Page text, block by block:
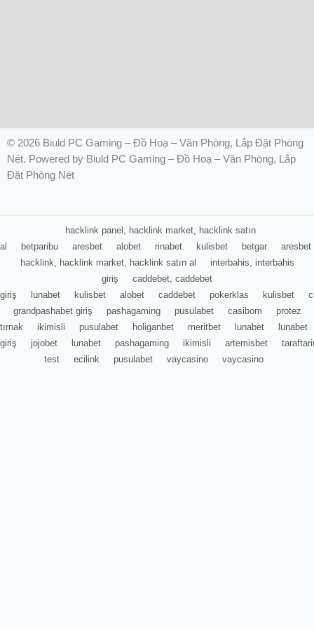
© 2026 Biuld PC Gaming – Đồ Hoạ – Văn Phòng, Lắp Đặt Phòng
Nét. Powered by Biuld PC Gaming – Đồ Hoạ – Văn Phòng, Lắp
Đặt Phòng Nét
hacklink panel, hacklink market, hacklink satın
al
betparibu aresbet alobet rinabet kulisbet betgar
aresbet
hacklink, hacklink market, hacklink satın al
interbahis, interbahis
giriş
caddebet, caddebet
giriş
lunabet kulisbet alobet caddebet pokerklas kulisbet
grandpashabet giriş
pashagaming pusulabet casibom
protez
tırnak
ikimisli pusulabet holiganbet meritbet lunabet
lunabet
giriş
jojobet lunabet pashagaming ikimisli artemisbet
test
ecilink pusulabet vaycasino vaycasino